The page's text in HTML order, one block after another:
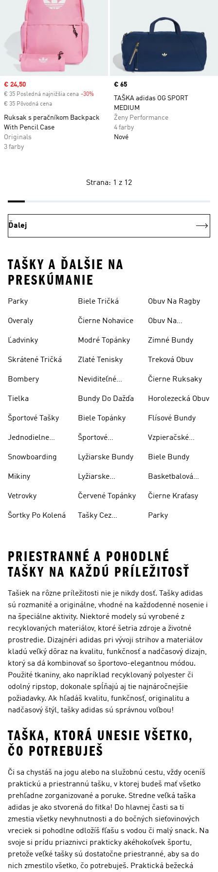
Sale price
€ 24,50
€ 35 Posledná najnižšia cena -30% Discount
€ 35 Pôvodná cena
Ruksak s peračníkom Backpack
With Pencil Case
Originals
3 farby
Price
€ 65
TAŠKA adidas OG SPORT
MEDIUM
Ženy Performance
4 farby
Nové
Strana: 1 z 12
Ďalej
TAŠKY A ĎALŠIE NA
PRESKÚMANIE
Parky
Overaly
Ľadvinky
Skrátené Tričká
Bombery
Tielka
Športové Tašky
Jednodielne
Snowboarding
Mikiny
Vetrovky
Šortky Po Kolená
Biele Tričká
Čierne Nohavice
Modré Topánky
Zlaté Tenisky
Neviditeľné
Bundy Do Dažďa
Biele Topánky
Športové
Lyžiarske Bundy
Lyžiarske
Červené Topánky
Tašky Cez
Obuv Na Ragby
Obuv Na
Zimné Bundy
Treková Obuv
Čierne Ruksaky
Horolezecká Obuv
Flísové Bundy
Vzpieračské
Biele Bundy
Basketbalová
Čierne Kraťasy
Parky
PRIESTRANNÉ A POHODLNÉ
TAŠKY NA KAŽDÚ PRÍLEŽITOSŤ
Tašiek na rôzne príležitosti nie je nikdy dosť. Tašky adidas
sú rozmanité a originálne, vhodné na každodenné nosenie i
na špeciálne aktivity. Niektoré modely sú vyrobené z
recyklovaných materiálov, ktoré šetria zdroje a životné
prostredie. Dizajnéri adidas pri vývoji strihov a materiálov
kladú veľký dôraz na kvalitu, funkčnosť a nadčasový dizajn,
ktorý sa dá kombinovať so športovo-elegantnou módou.
Použité tkaniny, ako napríklad recyklovaný polyester či
odolný ripstop, dokonale spĺňajú aj tie najnáročnejšie
požiadavky. Ak hľadáš kvalitu, funkčnosť, originalitu a
nadčasový štýl, tašky adidas sú správnou voľbou!
TAŠKA, KTORÁ UNESIE VŠETKO,
ČO POTREBUJEŠ
Či sa chystáš na jogu alebo na služobnú cestu, vždy oceníš
praktickú a priestrannú tašku, v ktorej budeš mať všetko
prehľadne zorganizované a poruke. Stredne veľká taška
adidas je ako stvorená do fitka! Do hlavnej časti sa ti
zmestia všetky nevyhnutnosti a do bočných sieťovinových
vreciek si pohodlne odložíš fľašu s vodou či malý snack. Na
svoje si prídu priaznivci prakticky akéhokoľvek športu,
pretože veľké tašky sú dostatočne priestranné, aby sa do
nich zmestilo všetko, čo potrebuješ. Praktická bežecká